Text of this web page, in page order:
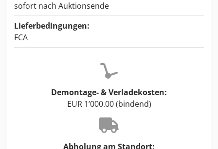
sofort nach Auktionsende
Lieferbedingungen:
FCA
Demontage- & Verladekosten:
EUR 1’000.00 (bindend)
Abholung am Standort: